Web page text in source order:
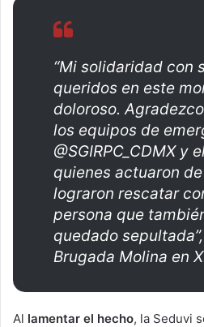
“Mi solidaridad con
queridos en este
doloroso.
los equipos de
@SGIRPC_CDMX y
quienes actuaron
lograron rescatar
persona que
quedado
Brugada Molina en
Al lamentar el hecho, la Seduvi